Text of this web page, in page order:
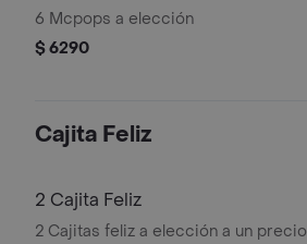
6 Mcpops a elección
$ 6290
Cajita Feliz
2 Cajita Feliz
2 Cajitas feliz a elección a un precio